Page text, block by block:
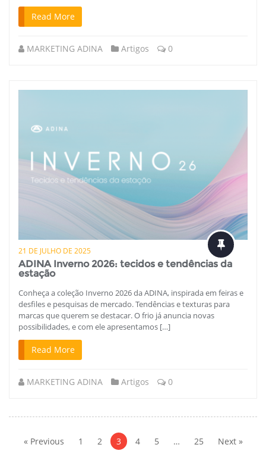
Read More
MARKETING ADINA Artigos 0
21 DE JULHO DE 2025
ADINA Inverno 2026: tecidos e tendências da
estação
Conheça a coleção Inverno 2026 da ADINA, inspirada em feiras e
desfiles e pesquisas de mercado. Tendências e texturas para
marcas que querem se destacar. O frio já anuncia novas
possibilidades, e com ele apresentamos […]
Read More
MARKETING ADINA Artigos 0
por
« Previous 1 2 3 4 5 … 25 Next »